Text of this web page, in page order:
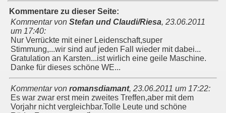
Kommentare zu dieser Seite:
Kommentar von Stefan und Claudi/Riesa, 23.06.2011
um 17:40:
Nur Verrückte mit einer Leidenschaft,super
Stimmung,...wir sind auf jeden Fall wieder mit dabei...
Gratulation an Karsten...ist wirlich eine geile Maschine.
Danke für dieses schöne WE...
Kommentar von romansdiamant, 23.06.2011 um 17:22:
Es war zwar erst mein zweites Treffen,aber mit dem
Vorjahr nicht vergleichbar.Tolle Leute und schöne